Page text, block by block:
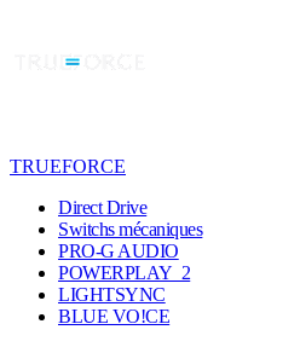
TRUEFORCE
Direct Drive
Switchs mécaniques
PRO-G AUDIO
POWERPLAY 2
LIGHTSYNC
BLUE VO!CE